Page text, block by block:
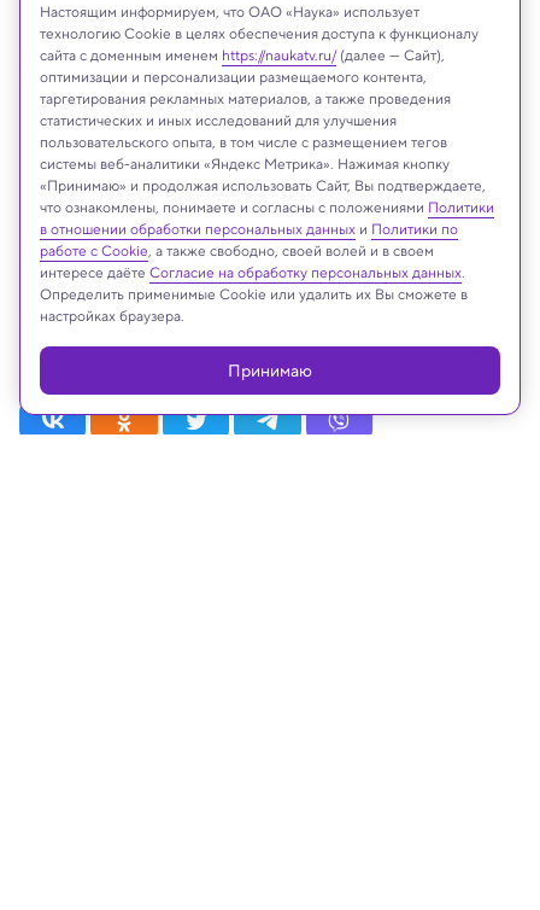
На сайте могут быть использованы материалы
интернет-ресурсов Facebook и Instagram,
владельцем которых является компания Meta
Platforms Inc., запрещённая на территории
Российской Федерации
Принимаю
Настоящим информируем, что ОАО «Наука» использует
технологию Cookie в целях обеспечения доступа к функционалу
сайта с доменным именем https://naukatv.ru/(далее — Сайт),
оптимизации и персонализации размещаемого контента,
таргетирования рекламных материалов, а также проведения
статистических и иных исследований для улучшения
пользовательского опыта, в том числе с размещением тегов
системы веб-аналитики «Яндекс Метрика». Нажимая кнопку
«Принимаю» и продолжая использовать Сайт, Вы подтверждаете,
что ознакомлены, понимаете и согласны с положениями Политики
в отношении обработки персональных данных и Политики по
работе с Cookie, а также свободно, своей волей и в своем
интересе даёте Согласие на обработку персональных данных.
Определить применимые Cookie или удалить их Вы сможете в
настройках браузера.